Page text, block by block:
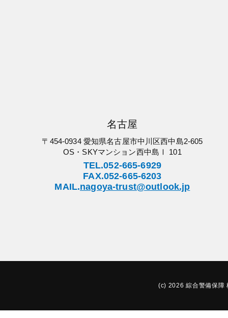
名古屋
〒454-0934 愛知県名古屋市中川区西中島2-605
OS・SKYマンション西中島Ⅰ 101
TEL.052-665-6929
FAX.052-665-6203
MAIL.nagoya-trust@outlook.jp
(c) 2026 綜合警備保障